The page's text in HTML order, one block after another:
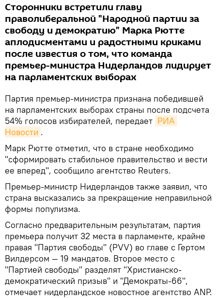
Сторонники встретили главу
праволиберальной "Народной партии за
свободу и демократию" Марка Рютте
аплодисментами и радостными криками
после известия о том, что команда
премьер-министра Нидерландов лидирует
на парламентских выборах
Партия премьер-министра признана победившей
на парламентских выборах страны после подсчета
54% голосов избирателей, передает РИА
Новости .
Марк Рютте отметил, что в стране необходимо
"сформировать стабильное правительство и вести
ее вперед", сообщило агентство Reuters.
Премьер-министр Нидерландов также заявил, что
страна высказались за прекращение неправильной
формы популизма.
Согласно предварительным результатам, партия
премьера получит 32 места в парламенте, крайне
правая "Партия свободы" (PVV) во главе с Гертом
Вилдерсом — 19 мандатов. Второе место с
"Партией свободы" разделят "Христианско-
демократический призыв" и "Демократы-66",
отмечает нидерландское новостное агентство ANP.